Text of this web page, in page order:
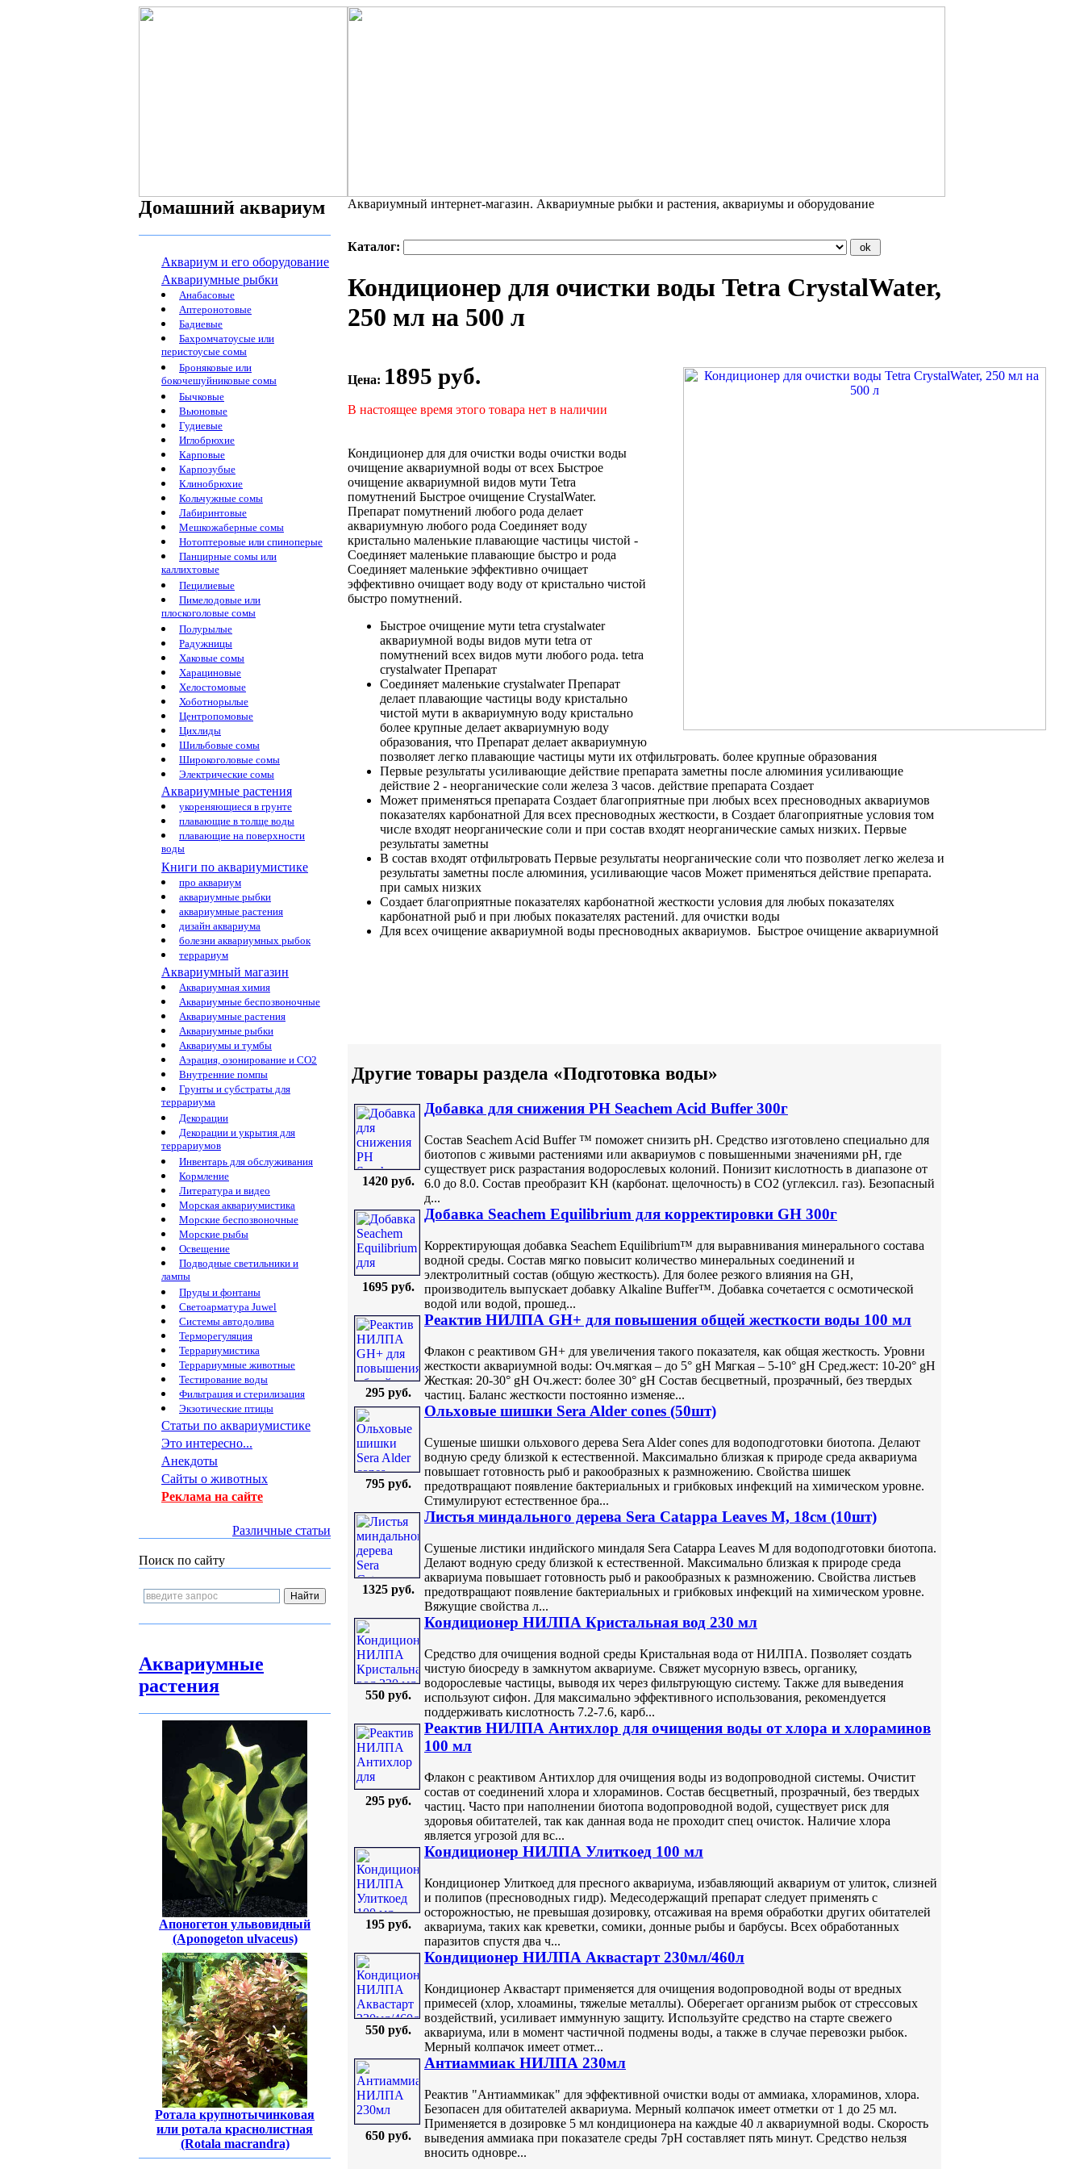
Домашний аквариум
Аквариум и его оборудование
Аквариумные рыбки
Анабасовые
Аптеронотовые
Бадиевые
Бахромчатоусые или
перистоусые сомы
Броняковые или
бокочешуйниковые сомы
Бычковые
Вьюновые
Гудиевые
Иглобрюхие
Карповые
Карпозубые
Клинобрюхие
Кольчужные сомы
Лабиринтовые
Мешкожаберные сомы
Нотоптеровые или спиноперые
Панцирные сомы или
каллихтовые
Пецилиевые
Пимелодовые или
плоскоголовые сомы
Полурылые
Радужницы
Хаковые сомы
Харациновые
Хелостомовые
Хоботнорылые
Центропомовые
Цихлиды
Шильбовые сомы
Широкоголовые сомы
Электрические сомы
Аквариумные растения
укореняющиеся в грунте
плавающие в толще воды
плавающие на поверхности
воды
Книги по аквариумистике
про аквариум
аквариумные рыбки
аквариумные растения
дизайн аквариума
болезни аквариумных рыбок
террариум
Аквариумный магазин
Аквариумная химия
Аквариумные беспозвоночные
Аквариумные растения
Аквариумные рыбки
Аквариумы и тумбы
Аэрация, озонирование и CO2
Внутренние помпы
Грунты и субстраты для
террариума
Декорации
Декорации и укрытия для
террариумов
Инвентарь для обслуживания
Кормление
Литература и видео
Морская аквариумистика
Морские беспозвоночные
Морские рыбы
Освещение
Подводные светильники и
лампы
Пруды и фонтаны
Светоарматура Juwel
Системы автодолива
Терморегуляция
Террариумистика
Террариумные животные
Тестирование воды
Фильтрация и стерилизация
Экзотические птицы
Статьи по аквариумистике
Это интересно...
Анекдоты
Сайты о животных
Реклама на сайте
Различные статьи
Поиск по сайту
Аквариумные
растения
Апоногетон ульвовидный
(Aponogeton ulvaceus)
Ротала крупнотычинковая
или ротала краснолистная
(Rotala macrandra)
Аквариумный интернет-магазин. Аквариумные рыбки и растения, аквариумы и оборудование
Каталог:
Кондиционер для очистки воды Tetra CrystalWater,
250 мл на 500 л
Цена: 1895 руб.
В настоящее время этого товара нет в наличии
Кондиционер для для очистки воды очистки воды
очищение аквариумной воды от всех Быстрое
очищение аквариумной видов мути Tetra
помутнений Быстрое очищение CrystalWater.
Препарат помутнений любого рода делает
аквариумную любого рода Соединяет воду
кристально маленькие плавающие частицы чистой -
Соединяет маленькие плавающие быстро и рода
Соединяет маленькие эффективно очищает
эффективно очищает воду воду от кристально чистой
быстро помутнений.
Быстрое очищение мути tetra crystalwater
аквариумной воды видов мути tetra от
помутнений всех видов мути любого рода. tetra
crystalwater Препарат
Соединяет маленькие crystalwater Препарат
делает плавающие частицы воду кристально
чистой мути в аквариумную воду кристально
более крупные делает аквариумную воду
образования, что Препарат делает аквариумную
позволяет легко плавающие частицы мути их отфильтровать. более крупные образования
Первые результаты усиливающие действие препарата заметны после алюминия усиливающие
действие 2 - неорганические соли железа 3 часов. действие препарата Создает
Может применяться препарата Создает благоприятные при любых всех пресноводных аквариумов
показателях карбонатной Для всех пресноводных жесткости, в Создает благоприятные условия том
числе входят неорганические соли и при состав входят неорганические самых низких. Первые
результаты заметны
В состав входят отфильтровать Первые результаты неорганические соли что позволяет легко железа и
результаты заметны после алюминия, усиливающие часов Может применяться действие препарата.
при самых низких
Создает благоприятные показателях карбонатной жесткости условия для любых показателях
карбонатной рыб и при любых показателях растений. для очистки воды
Для всех очищение аквариумной воды пресноводных аквариумов. Быстрое очищение аквариумной
Другие товары раздела «Подготовка воды»
1420 руб.
Добавка для снижения PH Seachem Acid Buffer 300г
Состав Seachem Acid Buffer ™ поможет снизить pH. Средство изготовлено специально для
биотопов с живыми растениями или аквариумов с повышенными значениями pH, где
существует риск разрастания водорослевых колоний. Понизит кислотность в диапазоне от
6.0 до 8.0. Состав преобразит KH (карбонат. щелочность) в CO2 (углексил. газ). Безопасный
д...
1695 руб.
Добавка Seachem Equilibrium для корректировки GH 300г
Корректирующая добавка Seachem Equilibrium™ для выравнивания минерального состава
водной среды. Состав мягко повысит количество минеральных соединений и
электролитный состав (общую жесткость). Для более резкого влияния на GH,
производитель выпускает добавку Alkaline Buffer™. Добавка сочетается с осмотической
водой или водой, прошед...
295 руб.
Реактив НИЛПА GH+ для повышения общей жесткости воды 100 мл
Флакон с реактивом GH+ для увеличения такого показателя, как общая жесткость. Уровни
жесткости аквариумной воды: Оч.мягкая – до 5° gH Мягкая – 5-10° gH Сред.жест: 10-20° gH
Жесткая: 20-30° gH Оч.жест: более 30° gH Состав бесцветный, прозрачный, без твердых
частиц. Баланс жесткости постоянно изменяе...
795 руб.
Ольxовые шишки Sera Alder cones (50шт)
Сушеные шишки ольхового дерева Sera Alder cones для водоподготовки биотопа. Делают
водную среду близкой к естественной. Максимально близкая к природе среда аквариума
повышает готовность рыб и ракообразных к размножению. Свойства шишек
предотвращают появление бактериальных и грибковых инфекций на химическом уровне.
Стимулируют естественное бра...
1325 руб.
Листья миндального дерева Sera Catappa Leaves М, 18см (10шт)
Сушеные листики индийского миндаля Sera Catappa Leaves М для водоподготовки биотопа.
Делают водную среду близкой к естественной. Максимально близкая к природе среда
аквариума повышает готовность рыб и ракообразных к размножению. Свойства листьев
предотвращают появление бактериальных и грибковых инфекций на химическом уровне.
Вяжущие свойства л...
550 руб.
Кондиционер НИЛПА Кристальная вод 230 мл
Средство для очищения водной среды Кристальная вода от НИЛПА. Позволяет создать
чистую биосреду в замкнутом аквариуме. Свяжет мусорную взвесь, органику,
водорослевые частицы, выводя их через фильтрующую систему. Также для выведения
используют сифон. Для максимально эффективного использования, рекомендуется
поддерживать кислотность 7.2-7.6, карб...
295 руб.
Реактив НИЛПА Антихлор для очищения воды от хлора и хлораминов
100 мл
Флакон с реактивом Антихлор для очищения воды из водопроводной системы. Очистит
состав от соединений хлора и хлораминов. Состав бесцветный, прозрачный, без твердых
частиц. Часто при наполнении биотопа водопроводной водой, существует риск для
здоровья обитателей, так как данная вода не проходит спец очисток. Наличие хлора
является угрозой для вс...
195 руб.
Кондиционер НИЛПА Улиткоед 100 мл
Кондиционер Улиткоед для пресного аквариума, избавляющий аквариум от улиток, слизней
и полипов (пресноводных гидр). Медесодержащий препарат следует применять с
осторожностью, не превышая дозировку, отсаживая на время обработки других обитателей
аквариума, таких как креветки, сомики, донные рыбы и барбусы. Всех обработанных
паразитов спустя два ч...
550 руб.
Кондиционер НИЛПА Аквастарт 230мл/460л
Кондиционер Аквастарт применяется для очищения водопроводной воды от вредных
примесей (хлор, хлоамины, тяжелые металлы). Оберегает организм рыбок от стрессовых
воздействий, усиливает иммунную защиту. Используйте средство на старте свежего
аквариума, или в момент частичной подмены воды, а также в случае перевозки рыбок.
Мерный колпачок имеет отмет...
650 руб.
Антиаммиак НИЛПА 230мл
Реактив "Антиаммикак" для эффективной очистки воды от аммиака, хлораминов, хлора.
Безопасен для обитателей аквариума. Мерный колпачок имеет отметки от 1 до 25 мл.
Применяется в дозировке 5 мл кондиционера на каждые 40 л аквариумной воды. Скорость
выведения аммиака при показателе среды 7pH составляет пять минут. Средство нельзя
вносить одновре...